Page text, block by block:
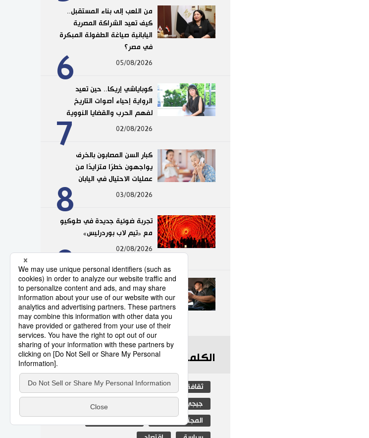
6
من اللعب إلى بناء المستقبل..
كيف تعيد الشراكة المصرية
اليابانية صياغة الطفولة المبكرة
في مصر؟
05/08/2026
7
كوباياشي إريكا.. حين تعيد
الرواية إحياء أصوات التاريخ
لفهم الحرب والقضايا النووية
02/08/2026
8
كبار السن المصابون بالخرف
يواجهون خطرًا متزايدًا من
عمليات الاحتيال في اليابان
03/08/2026
9
تجربة ضوئية جديدة في طوكيو
مع «تيم لاب بوردرليس»
02/08/2026
10
عدد قياسي لحوادث المرور
الناجمة عن استخدام الهواتف
الذكية في اليابان
10/07/2026
الكلمات الأكثر بحثا
ثقافة اليابان التعليم الياباني
جيجي برس
المجتمع الياباني